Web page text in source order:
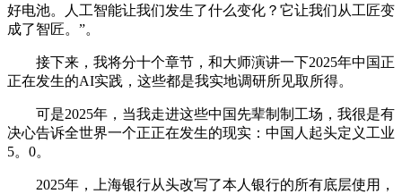
好电池。人工智能让我们发生了什么变化？它让我们从工匠变
成了智匠。”。
接下来，我将分十个章节，和大师演讲一下2025年中国正
正在发生的AI实践，这些都是我实地调研所见取所得。
可是2025年，当我走进这些中国先辈制制工场，我很是有
决心告诉全世界一个正正在发生的现实：中国人起头定义工业
5。0。
2025年，上海银行从头改写了本人银行的所有底层使用，